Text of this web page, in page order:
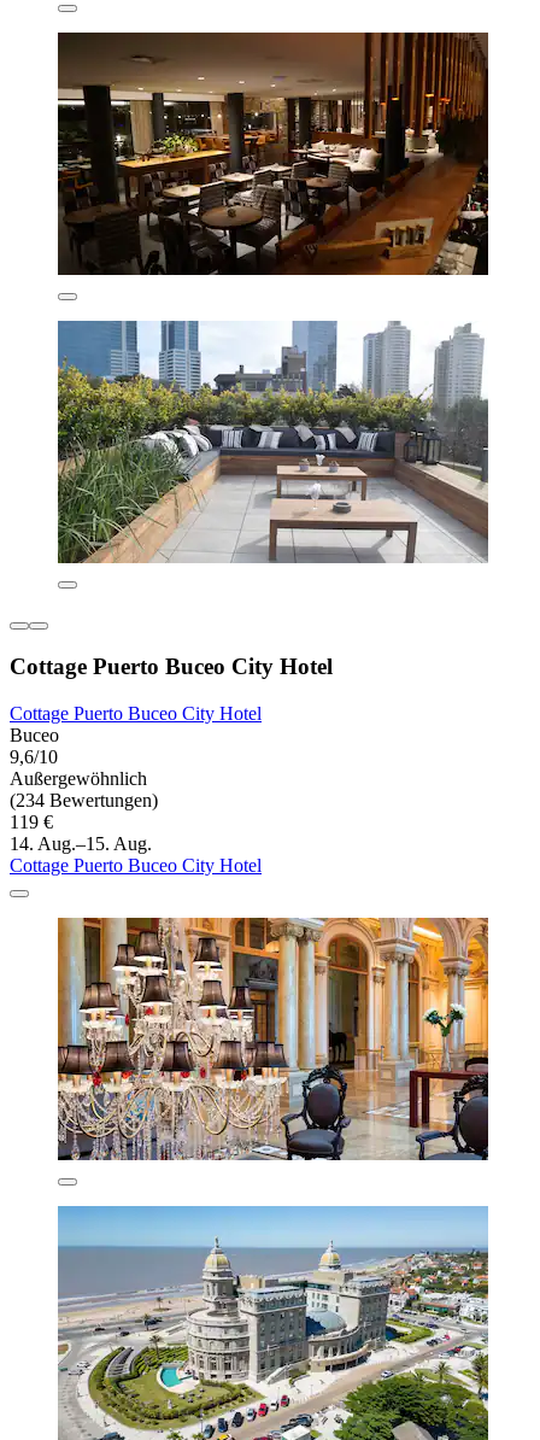
Cottage Puerto Buceo City Hotel
Cottage Puerto Buceo City Hotel
Buceo
9,6/10
Außergewöhnlich
(234 Bewertungen)
119 €
14. Aug.–15. Aug.
Cottage Puerto Buceo City Hotel